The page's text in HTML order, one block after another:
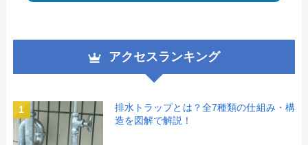
アクセスランキング
1
排水トラップとは？全7種類の仕組み・構
造を図解で解説！